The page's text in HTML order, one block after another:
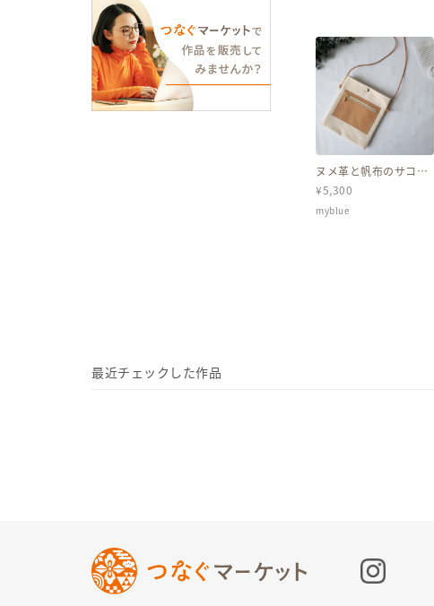
ヌメ革と帆布のサコッ
シュ◆キナリ◆
¥5,300
myblue
最近チェックした作品